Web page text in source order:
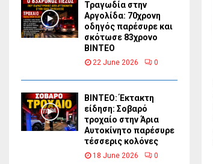
Τραγωδία στην
Αργολίδα: 70χρονη
οδηγός παρέσυρε και
σκότωσε 83χρονο
ΒΙΝΤΕΟ
22 June 2026 0
ΒΙΝΤΕΟ: Έκτακτη
είδηση: Σοβαρό
τροχαίο στην Άρια
Αυτοκίνητο παρέσυρε
τέσσερις κολόνες
18 June 2026 0